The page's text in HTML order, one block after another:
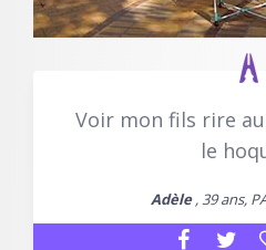
Voir mon fils rire
le
Adèle, 39 ans,